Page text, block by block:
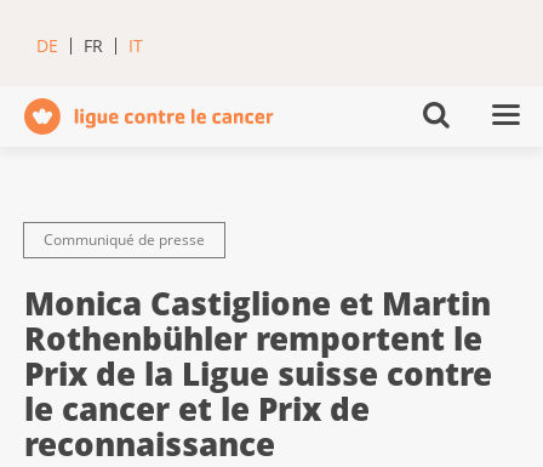
DE FR IT
Communiqué de presse
Monica Castiglione et Martin
Rothenbühler remportent le
Prix de la Ligue suisse contre
le cancer et le Prix de
reconnaissance